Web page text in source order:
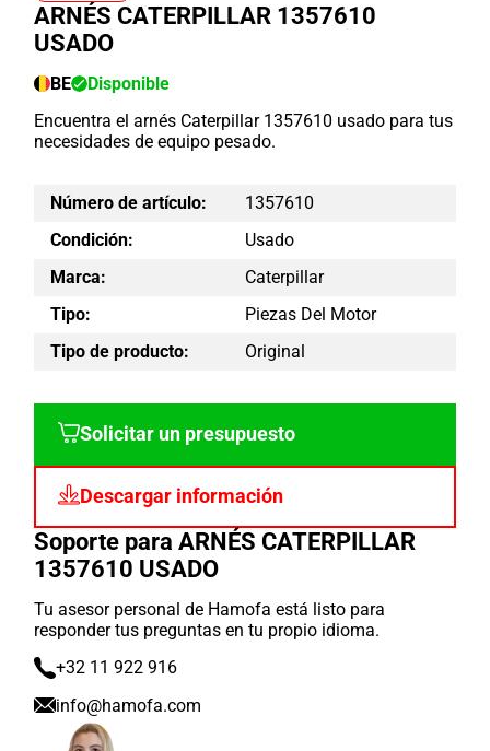
ARNÉS CATERPILLAR 1357610
USADO
BE
Disponible
Encuentra el arnés Caterpillar 1357610 usado para tus
necesidades de equipo pesado.
Número de artículo:
1357610
Condición:
Usado
Marca:
Caterpillar
Tipo:
Piezas Del Motor
Tipo de producto:
Original
Solicitar un presupuesto
Descargar información
Soporte para ARNÉS CATERPILLAR
1357610 USADO
Tu asesor personal de Hamofa está listo para
responder tus preguntas en tu propio idioma.
+32 11 922 916
info@hamofa.com